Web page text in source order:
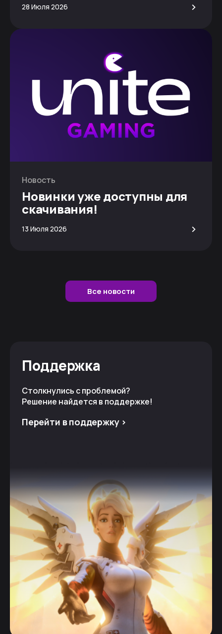
28 Июля 2026 >
Новость
Новинки уже доступны для
скачивания!
13 Июля 2026 >
Все новости
Поддержка
Столкнулись с проблемой?
Решение найдется в поддержке!
Перейти в поддержку >